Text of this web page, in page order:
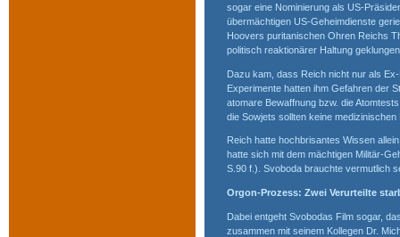
sogar eine Nominierung als US-
übermächtigen US-Geheimdienste
Hoovers puritanischen Ohren Reichs
politisch reaktionärer Haltung
Dazu kam, dass Reich nicht nur als
Experimente hatten ihm Gefahren der
atomare Bewaffnung bzw. die
die Sowjets sollten keine
Reich hatte hochbrisantes Wissen
hatte sich mit dem mächtigen Militär-
S.90 f.). Svoboda brauchte vermutlich
Orgon-Prozess: Zwei Verurteilte
Dabei entgeht Svobodas Film sogar,
zusammen mit seinem Kollegen Dr.